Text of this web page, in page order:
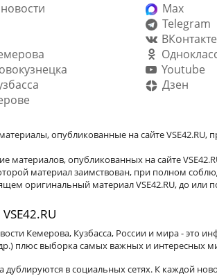
Max
Telegram
ВКонтакте
Youtube
Дзен
опубликованные на сайте VSE42.RU,
материалов, опубликованных на сайте
материал заимствован, при полном
оригинальный материал VSE42.RU, до или
Кемерова, Кузбасса, России и мира -
плюс выборка самых важных и интересных
дублируются в социальных сетях. К каждой